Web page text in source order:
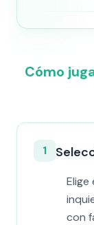
Cómo
1
con